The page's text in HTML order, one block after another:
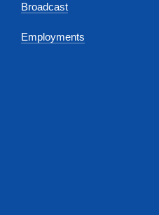
Broadcast
Employments